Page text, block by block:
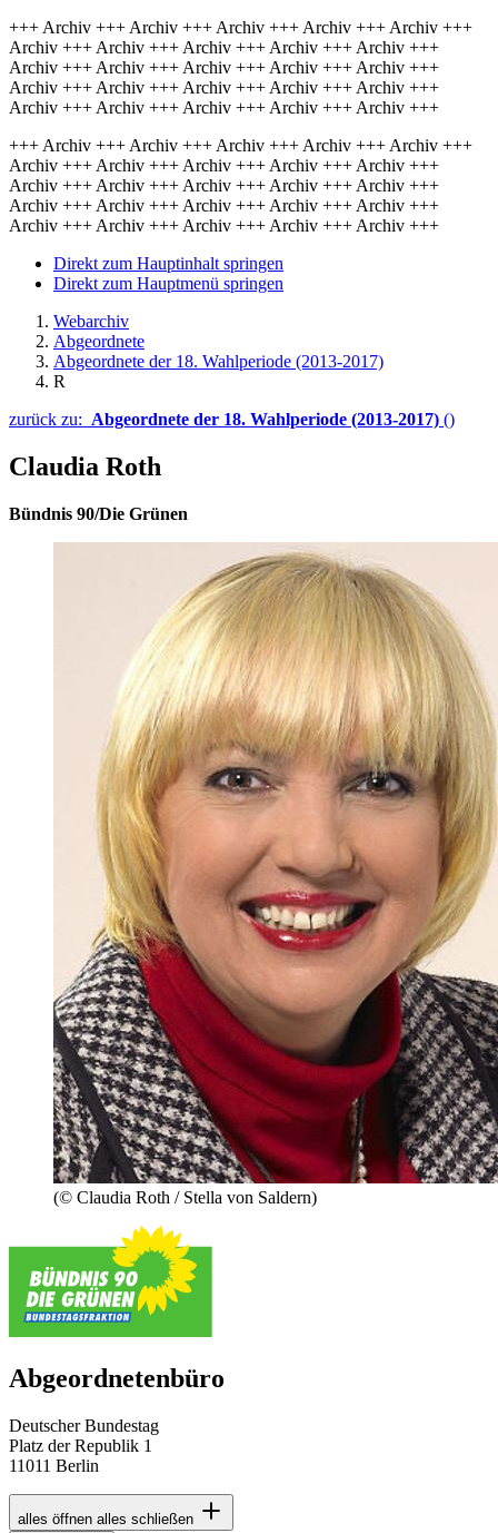
+++ Archiv +++ Archiv +++ Archiv +++ Archiv +++ Archiv +++
Archiv +++ Archiv +++ Archiv +++ Archiv +++ Archiv +++
Archiv +++ Archiv +++ Archiv +++ Archiv +++ Archiv +++
Archiv +++ Archiv +++ Archiv +++ Archiv +++ Archiv +++
Archiv +++ Archiv +++ Archiv +++ Archiv +++ Archiv +++
+++ Archiv +++ Archiv +++ Archiv +++ Archiv +++ Archiv +++
Archiv +++ Archiv +++ Archiv +++ Archiv +++ Archiv +++
Archiv +++ Archiv +++ Archiv +++ Archiv +++ Archiv +++
Archiv +++ Archiv +++ Archiv +++ Archiv +++ Archiv +++
Archiv +++ Archiv +++ Archiv +++ Archiv +++ Archiv +++
Direkt zum Hauptinhalt springen
Direkt zum Hauptmenü springen
Webarchiv
Abgeordnete
Abgeordnete der 18. Wahlperiode (2013-2017)
R
zurück zu: Abgeordnete der 18. Wahlperiode (2013-2017) ()
Claudia Roth
Bündnis 90/Die Grünen
(© Claudia Roth / Stella von Saldern)
Abgeordnetenbüro
Deutscher Bundestag
Platz der Republik 1
11011 Berlin
alles öffnen alles schließen